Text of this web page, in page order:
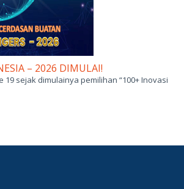
– 2026 DIMULAI!
sejak dimulainya pemilihan “100+ Inovasi